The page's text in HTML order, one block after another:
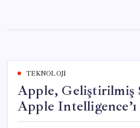
content
TEKNOLOJI
Apple, Geliştirilmiş
Apple Intelligence’ı